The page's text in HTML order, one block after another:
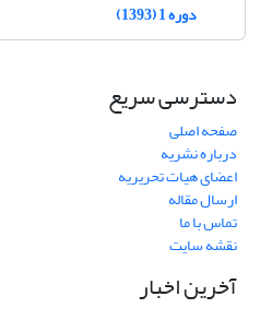
دوره 1 (1393)
دسترسی سریع
صفحه اصلی
درباره نشریه
اعضای هیات تحریریه
ارسال مقاله
تماس با ما
نقشه سایت
آخرین اخبار